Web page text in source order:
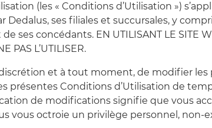
(les « Conditions d’Utilisation »)
Dedalus, ses filiales et succursales, y
ses concédants. EN UTILISANT LE SITE
PAS L’UTILISER.
et à tout moment, de modifier
présentes Conditions d’Utilisation de
de modifications signifie que vous
vous octroie un privilège personnel,